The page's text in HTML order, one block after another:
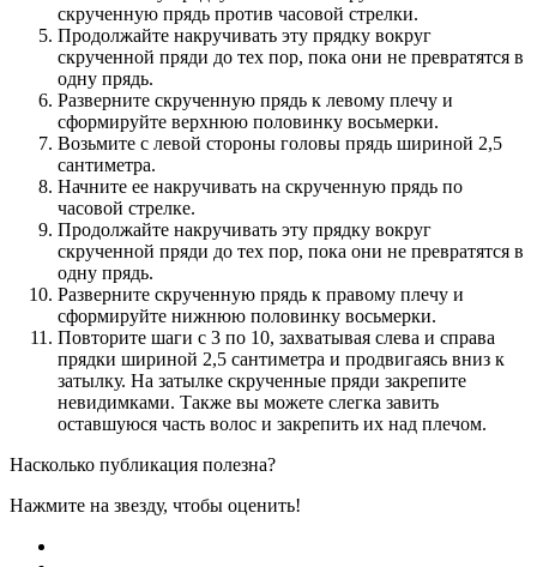
скрученную прядь против часовой стрелки.
Продолжайте накручивать эту прядку вокруг
скрученной пряди до тех пор, пока они не превратятся в
одну прядь.
Разверните скрученную прядь к левому плечу и
сформируйте верхнюю половинку восьмерки.
Возьмите с левой стороны головы прядь шириной 2,5
сантиметра.
Начните ее накручивать на скрученную прядь по
часовой стрелке.
Продолжайте накручивать эту прядку вокруг
скрученной пряди до тех пор, пока они не превратятся в
одну прядь.
Разверните скрученную прядь к правому плечу и
сформируйте нижнюю половинку восьмерки.
Повторите шаги с 3 по 10, захватывая слева и справа
прядки шириной 2,5 сантиметра и продвигаясь вниз к
затылку. На затылке скрученные пряди закрепите
невидимками. Также вы можете слегка завить
оставшуюся часть волос и закрепить их над плечом.
Насколько публикация полезна?
Нажмите на звезду, чтобы оценить!